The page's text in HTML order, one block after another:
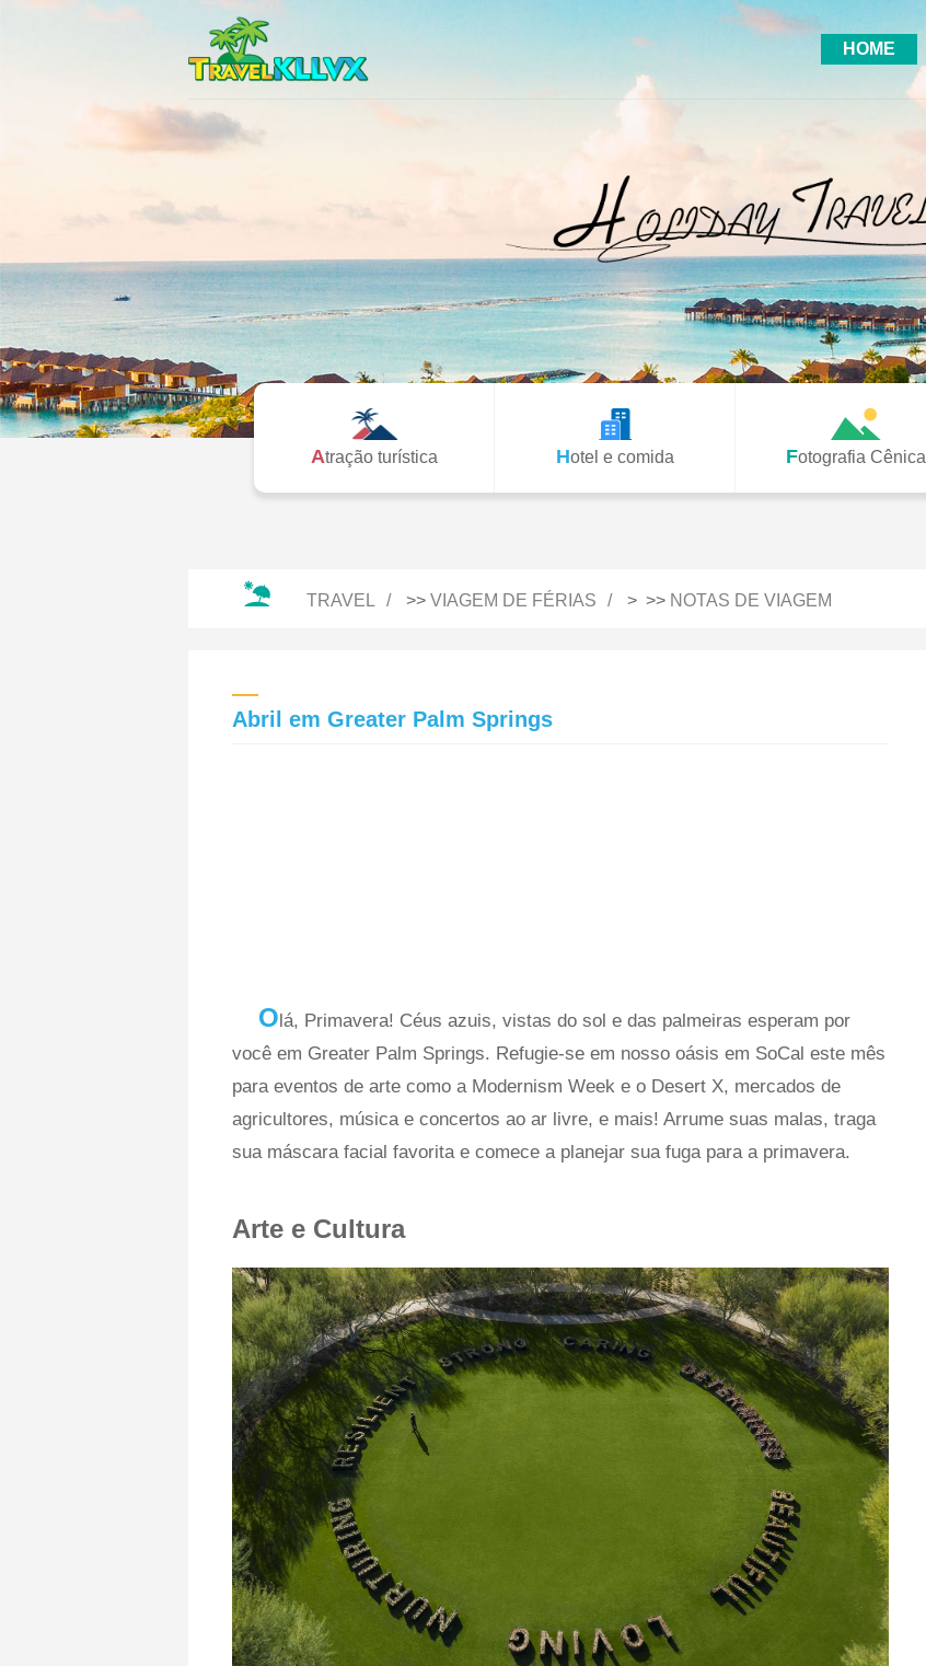
HOME
Atração turística Hotel e comida Fotografia Cênica
TRAVEL >> VIAGEM DE FÉRIAS > >> NOTAS DE VIAGEM
Abril em Greater Palm Springs
Olá, Primavera! Céus azuis, vistas do sol e das palmeiras esperam por
você em Greater Palm Springs. Refugie-se em nosso oásis em SoCal este mês
para eventos de arte como a Modernism Week e o Desert X, mercados de
agricultores, música e concertos ao ar livre, e mais! Arrume suas malas, traga
sua máscara facial favorita e comece a planejar sua fuga para a primavera.
Arte e Cultura